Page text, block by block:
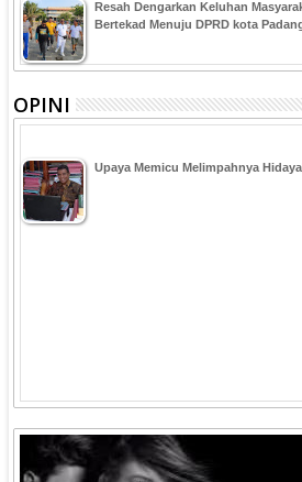
Resah Dengarkan Keluhan
Bertekad Menuju DPRD kota
OPINI
Upaya Memicu Melimpahnya